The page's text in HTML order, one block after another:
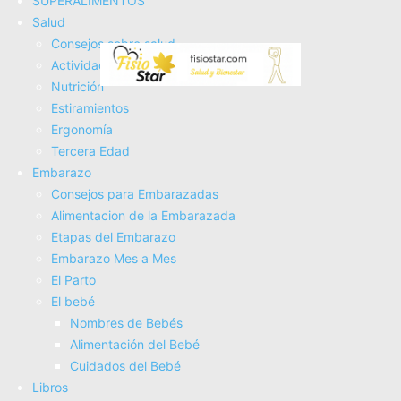
Salud
Consejos sobre salud
Actividad Fí­sica
Nutrición
Estiramientos
Ergonomí­a
Tercera Edad
Embarazo
Consejos para Embarazadas
Alimentacion de la Embarazada
Etapas del Embarazo
Embarazo Mes a Mes
El Parto
El bebé
Nombres de Bebés
Alimentación del Bebé
Cuidados del Bebé
Libros
Fisioterapia
Electroterapia
Tratamientos
Masajes
SUPERALIMENTOS
Salud
Consejos sobre salud
Actividad Fí­sica
Nutrición
Estiramientos
Ergonomí­a
Tercera Edad
Embarazo
Consejos para Embarazadas
Alimentacion de la Embarazada
Etapas del Embarazo
Embarazo Mes a Mes
El Parto